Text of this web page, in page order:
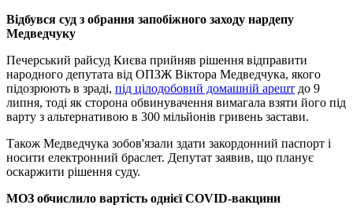
Відбувся суд з обрання запобіжного заходу нардепу
Медведчуку
Печерський райсуд Києва прийняв рішення відправити
народного депутата від ОПЗЖ Віктора Медведчука, якого
підозрюють в зраді, під цілодобовий домашній арешт до 9
липня, тоді як сторона обвинувачення вимагала взяти його під
варту з альтернативою в 300 мільйонів гривень застави.
Також Медведчука зобов'язали здати закордонний паспорт і
носити електронний браслет. Депутат заявив, що планує
оскаржити рішення суду.
МОЗ обчислило вартість однієї COVID-вакцини